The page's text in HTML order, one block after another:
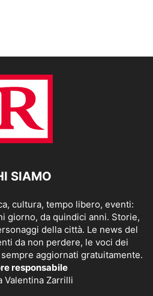
SIAMO
cultura, tempo libero, eventi:
giorno, da quindici anni. Storie,
della città. Le news del
da non perdere, le voci dei
aggiornati gratuitamente.
responsabile
Valentina Zarrilli